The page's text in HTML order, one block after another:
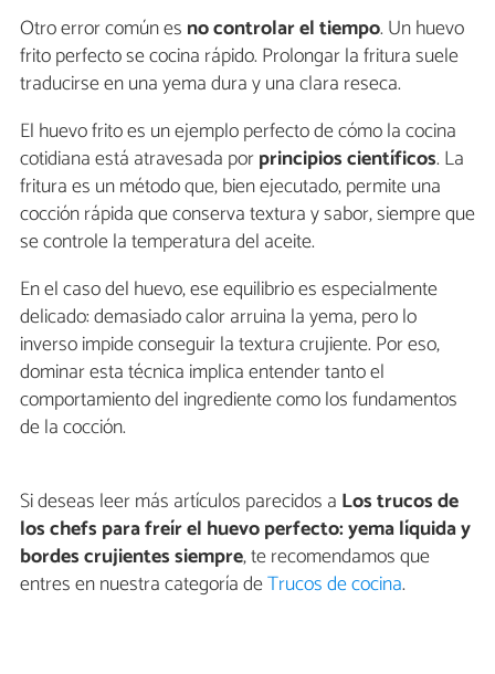
Otro error común es no controlar el tiempo. Un huevo
frito perfecto se cocina rápido. Prolongar la fritura suele
traducirse en una yema dura y una clara reseca.
El huevo frito es un ejemplo perfecto de cómo la cocina
cotidiana está atravesada porprincipios científicos. La
fritura es un método que, bien ejecutado, permite una
cocción rápida que conserva textura y sabor, siempre que
se controle la temperatura del aceite.
En el caso del huevo, ese equilibrio es especialmente
delicado: demasiado calor arruina la yema, pero lo
inverso impide conseguir la textura crujiente. Por eso,
dominar esta técnica implica entender tanto el
comportamiento del ingrediente como los fundamentos
de la cocción.
Si deseas leer más artículos parecidos a Los trucos de
los chefs para freír el huevo perfecto: yema líquida y
bordes crujientes siempre, te recomendamos que
entres en nuestra categoría deTrucos de cocina.